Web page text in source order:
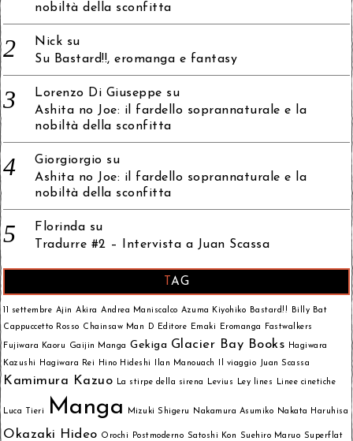
nobiltà della sconfitta
Nick su
Su Bastard!!, eromanga e fantasy
Lorenzo Di Giuseppe su
Ashita no Joe: il fardello soprannaturale e la
nobiltà della sconfitta
Giorgiorgio su
Ashita no Joe: il fardello soprannaturale e la
nobiltà della sconfitta
Florinda su
Tradurre #2 – Intervista a Juan Scassa
TAG
11 settembre Ajin Akira Andrea Maniscalco Azuma Kiyohiko Bastard!!
Billy Bat
Cappuccetto Rosso Chainsaw Man D Editore Emaki Eromanga Fastwalkers
Fujiwara Kaoru Gaijin Manga Gekiga Glacier Bay Books
Hagiwara
Kazushi
Hagiwara Rei Hino Hideshi Ilan Manouach Il viaggio Juan Scassa
Kamimura Kazuo La stirpe della sirena Levius Ley lines Linee cinetiche
Luca Tieri Manga Mizuki Shigeru Nakamura Asumiko Nakata Haruhisa
Okazaki Hideo Orochi Postmoderno Satoshi Kon Suehiro Maruo Superflat